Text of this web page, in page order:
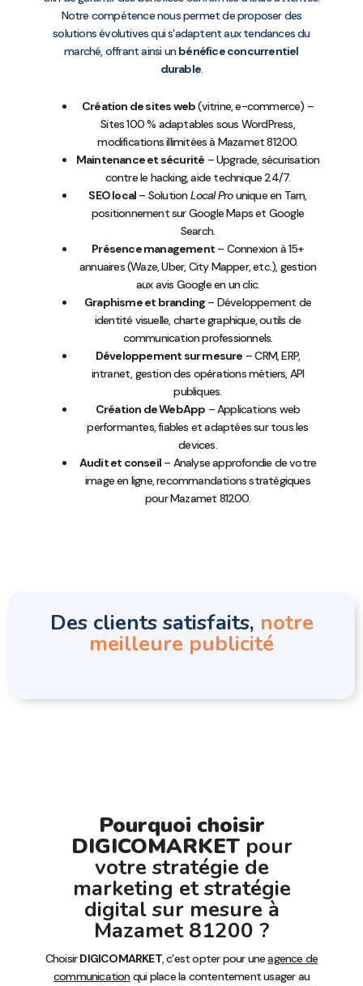
Notre compétence nous permet de proposer des
solutions évolutives qui s’adaptent aux tendances du
marché, offrant ainsi unbénéfice concurrentiel
durable.
Création de sites web(vitrine, e-commerce) –
Sites 100 % adaptables sous WordPress,
modifications illimitées à Mazamet 81200.
Maintenance et sécurité – Upgrade, sécurisation
contre le hacking, aide technique 24/7.
SEO local – SolutionLocal Prounique en Tarn,
positionnement sur Google Maps et Google
Search.
Présence management – Connexion à 15+
annuaires (Waze, Uber, City Mapper, etc.), gestion
aux avis Google en un clic.
Graphisme et branding – Développement de
identité visuelle, charte graphique, outils de
communication professionnels.
Développement sur mesure – CRM, ERP,
intranet, gestion des opérations métiers, API
publiques.
Création de WebApp – Applications web
performantes, fiables et adaptées sur tous les
devices.
Audit et conseil – Analyse approfondie de votre
image en ligne, recommandations stratégiques
pour Mazamet 81200.
Des clients satisfaits, notre
meilleure publicité
Pourquoi choisir
DIGICOMARKETpour
votre stratégie de
marketing et stratégie
digital sur mesure à
Mazamet 81200 ?
ChoisirDIGICOMARKET, c’est opter pour uneagence de
communicationqui place la contentement usager au